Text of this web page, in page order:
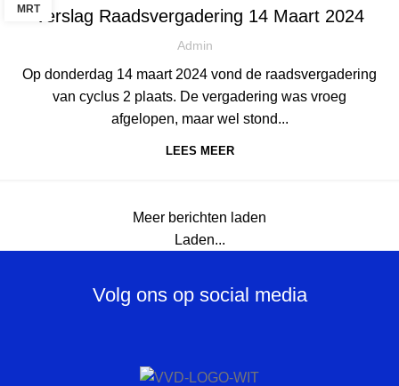
MRTVerslag Raadsvergadering 14 Maart 2024
Admin
Op donderdag 14 maart 2024 vond de raadsvergadering
van cyclus 2 plaats. De vergadering was vroeg
afgelopen, maar wel stond...
LEES MEER
Meer berichten laden
Laden...
Volg ons op social media